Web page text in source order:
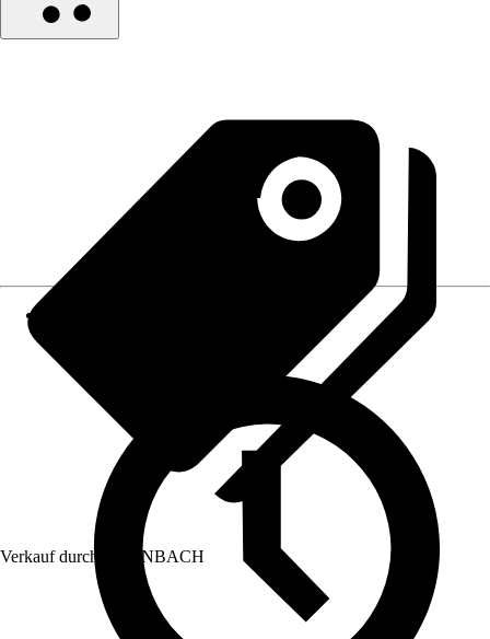
Verkauf durch: HORNBACH